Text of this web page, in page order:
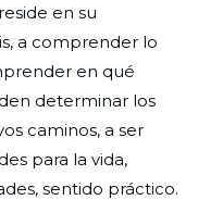
en su
a comprender lo
en qué
determinar los
caminos, a ser
para la vida,
sentido práctico.